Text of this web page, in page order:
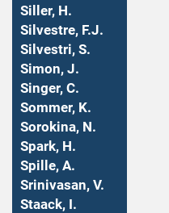
Siller, H.
Silvestre, F.J.
Silvestri, S.
Simon, J.
Singer, C.
Sommer, K.
Sorokina, N.
Spark, H.
Spille, A.
Srinivasan, V.
Staack, I.